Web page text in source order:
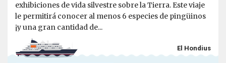
exhibiciones de vida silvestre sobre la Tierra. Este viaje
le permitirá conocer al menos 6 especies de pingüinos
¡y una gran cantidad de...
El Hondius